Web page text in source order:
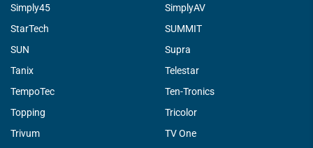
Simply45
SimplyAV
StarTech
SUMMIT
SUN
Supra
Tanix
Telestar
TempoTec
Ten-Tronics
Topping
Tricolor
Trivum
TV One